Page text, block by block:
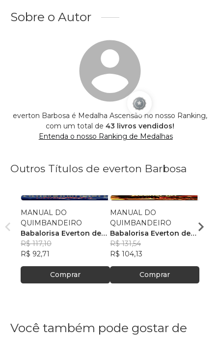
Sobre o Autor
everton Barbosa é Medalha Ascensão no nosso Ranking,
com um total de 43 livros vendidos!
Entenda o nosso Ranking de Medalhas
Outros Títulos de everton Barbosa
MANUAL DO
QUIMBANDEIRO
Babalorisa Everton de
Sangosolá
R$ 117,10
R$ 92,71
Comprar
MANUAL DO
QUIMBANDEIRO
Babalorisa Everton de
Sangosolá
R$ 131,54
R$ 104,13
Comprar
Você também pode gostar de